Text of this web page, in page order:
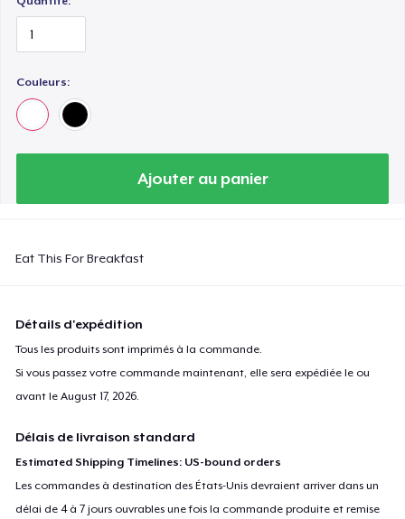
Couleurs:
Ajouter au panier
Eat This For Breakfast
Détails d'expédition
Tous les produits sont imprimés à la commande.
Si vous passez votre commande maintenant, elle sera expédiée le ou
avant leAugust 17, 2026.
Délais de livraison standard
Estimated Shipping Timelines: US-bound orders
Les commandes à destination des États-Unis devraient arriver dans un
délai de 4 à 7 jours ouvrables une fois la commande produite et remise